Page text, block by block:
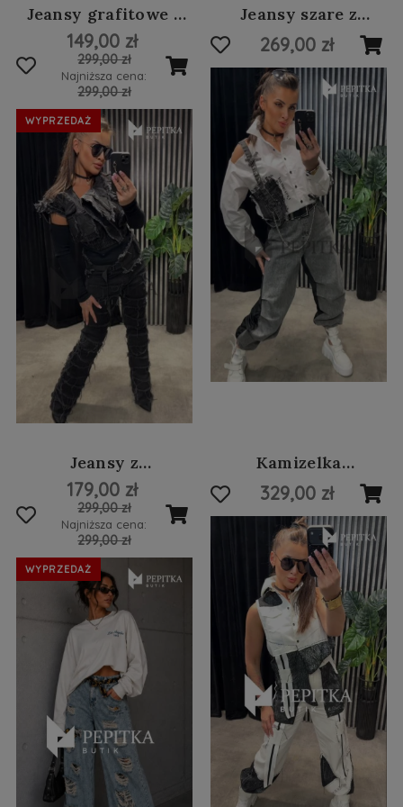
Jeansy grafitowe z
przeszyciami #101
149,00 zł
299,00 zł
Najniższa cena:
299,00 zł
WYPRZEDAŻ
Jeansy szare z
czarnym tyłem #105
269,00 zł
Jeansy z
przetarciami i
ozdobnym paskiem
#95
179,00 zł
299,00 zł
Najniższa cena:
299,00 zł
WYPRZEDAŻ
Kamizelka
asymetryczna #40
329,00 zł